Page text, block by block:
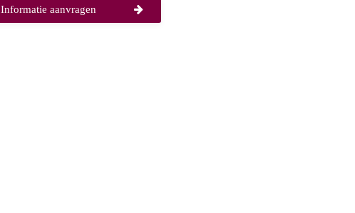
Informatie aanvragen